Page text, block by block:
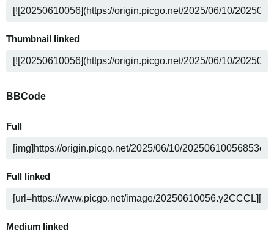
Thumbnail linked
BBCode
Full
Full linked
Medium linked